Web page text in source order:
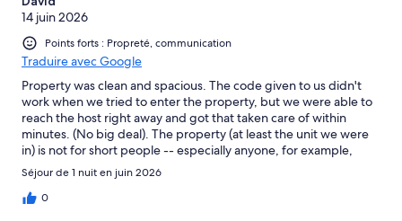
14 juin 2026
Points forts : Propreté, communication
Traduire avec Google
Property was clean and spacious. The code given to us didn't
work when we tried to enter the property, but we were able to
reach the host right away and got that taken care of within
minutes. (No big deal). The property (at least the unit we were
in) is not for short people -- especially anyone, for example,
recovering from an ankle injury. The bed is very high and the
bathtub/shower is especially high to step into. (Recommend
that in the future the hosts provide a bath mat). We found the
Séjour de 1 nuit en juin 2026
0